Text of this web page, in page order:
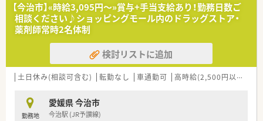
【今治市】«時給3,095円～»賞与+手当支給あり！勤務日数ご
相談ください♪ショッピングモール内のドラッグストア・
薬剤師常時2名体制
検討リストに追加
土日休み(相談可含む) 転勤なし 車通勤可 高時給(2,500円以上)
勤務地
愛媛県 今治市
今治駅 (JR予讃線)